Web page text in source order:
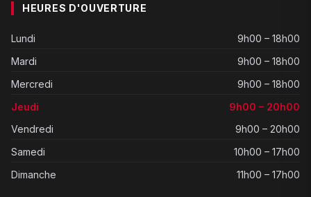
HEURES D'OUVERTURE
Lundi
9h00 – 18h00
Mardi
9h00 – 18h00
Mercredi
9h00 – 18h00
Jeudi
9h00 – 20h00
Vendredi
9h00 – 20h00
Samedi
10h00 – 17h00
Dimanche
11h00 – 17h00